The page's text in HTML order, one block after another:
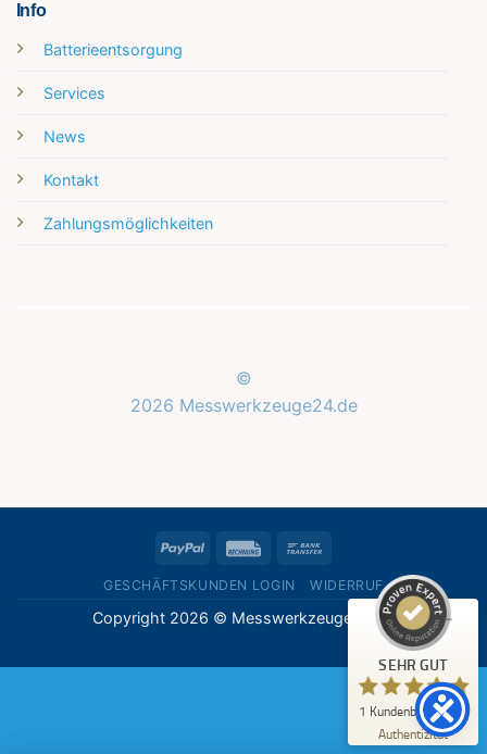
Info
Batterieentsorgung
Services
News
Kontakt
Zahlungsmöglichkeiten
©
2026 Messwerkzeuge24.de
PayPal Rechung
GESCHÄFTSKUNDEN LOGIN WIDERRUF
Copyright 2026 © Messwerkzeuge24.de
SEHR GUT
1 Kundenbewertung
Authentizität
5,00
/
5,00
1
Bewertung auf ProvenExpert.com
Erfahren Sie mehr über dieses Bewertungssiegel
07.05.2026